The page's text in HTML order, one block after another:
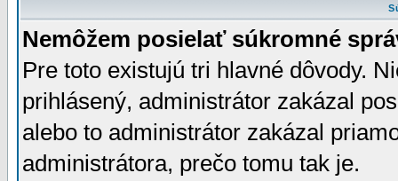
Nemôžem posielať súkromné
Pre toto existujú tri hlavné dôvody.
prihlásený, administrátor zakázal
alebo to administrátor zakázal
administrátora, prečo tomu tak je.